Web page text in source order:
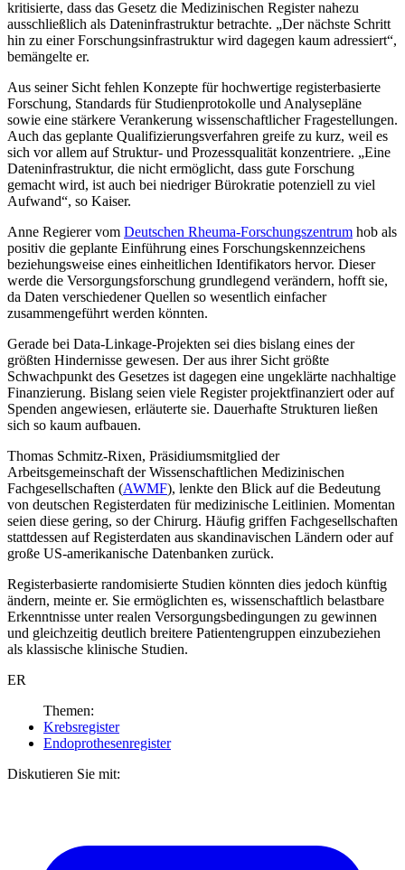
kritisierte, dass das Gesetz die Medizinischen Register nahezu
ausschließlich als Dateninfrastruktur betrachte. „Der nächste Schritt
hin zu einer Forschungsinfrastruktur wird dagegen kaum adressiert“,
bemängelte er.
Aus seiner Sicht fehlen Konzepte für hochwertige registerbasierte
Forschung, Standards für Studienprotokolle und Analysepläne
sowie eine stärkere Verankerung wissenschaftlicher Fragestellungen.
Auch das geplante Qualifizierungsverfahren greife zu kurz, weil es
sich vor allem auf Struktur- und Prozessqualität konzentriere. „Eine
Dateninfrastruktur, die nicht ermöglicht, dass gute Forschung
gemacht wird, ist auch bei niedriger Bürokratie potenziell zu viel
Aufwand“, so Kaiser.
Anne Regierer vom Deutschen Rheuma-Forschungszentrum hob als
positiv die geplante Einführung eines Forschungskennzeichens
beziehungsweise eines einheitlichen Identifikators hervor. Dieser
werde die Versorgungsforschung grundlegend verändern, hofft sie,
da Daten verschiedener Quellen so wesentlich einfacher
zusammengeführt werden könnten.
Gerade bei Data-Linkage-Projekten sei dies bislang eines der
größten Hindernisse gewesen. Der aus ihrer Sicht größte
Schwachpunkt des Gesetzes ist dagegen eine ungeklärte nachhaltige
Finanzierung. Bislang seien viele Register projektfinanziert oder auf
Spenden angewiesen, erläuterte sie. Dauerhafte Strukturen ließen
sich so kaum aufbauen.
Thomas Schmitz-Rixen, Präsidiumsmitglied der
Arbeitsgemeinschaft der Wissenschaftlichen Medizinischen
Fachgesellschaften (AWMF), lenkte den Blick auf die Bedeutung
von deutschen Registerdaten für medizinische Leitlinien. Momentan
seien diese gering, so der Chirurg. Häufig griffen Fachgesellschaften
stattdessen auf Registerdaten aus skandinavischen Ländern oder auf
große US-amerikanische Datenbanken zurück.
Registerbasierte randomisierte Studien könnten dies jedoch künftig
ändern, meinte er. Sie ermöglichten es, wissenschaftlich belastbare
Erkenntnisse unter realen Versorgungsbedingungen zu gewinnen
und gleichzeitig deutlich breitere Patientengruppen einzubeziehen
als klassische klinische Studien.
ER
Themen:
Krebsregister
Endoprothesenregister
Diskutieren Sie mit: